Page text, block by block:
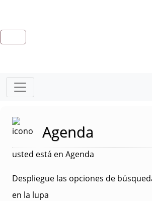
Agenda
usted está en Agenda
Despliegue las opciones de
en la lupa